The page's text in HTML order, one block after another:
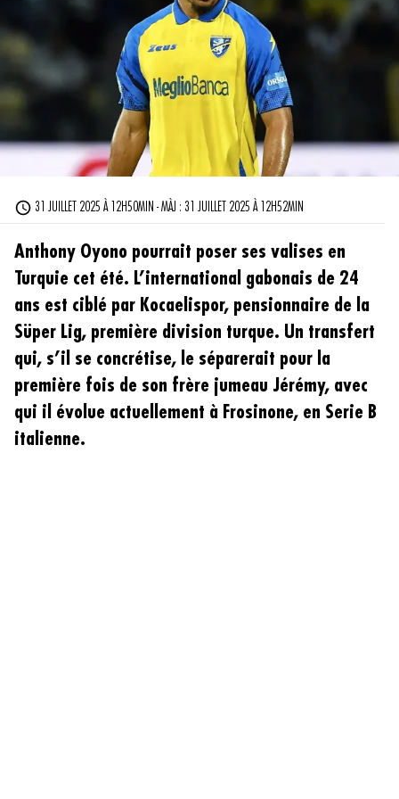
31 JUILLET 2025 À 12H50MIN - MÀJ : 31 JUILLET 2025 À 12H52MIN
Anthony Oyono pourrait poser ses valises en
Turquie cet été. L’international gabonais de 24
ans est ciblé par Kocaelispor, pensionnaire de la
Süper Lig, première division turque. Un transfert
qui, s’il se concrétise, le séparerait pour la
première fois de son frère jumeau Jérémy, avec
qui il évolue actuellement à Frosinone, en Serie B
italienne.